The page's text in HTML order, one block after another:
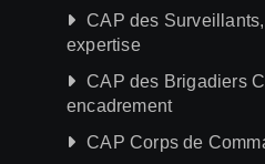
CAP des
expertise
CAP des Brigadiers
encadrement
CAP Corps de